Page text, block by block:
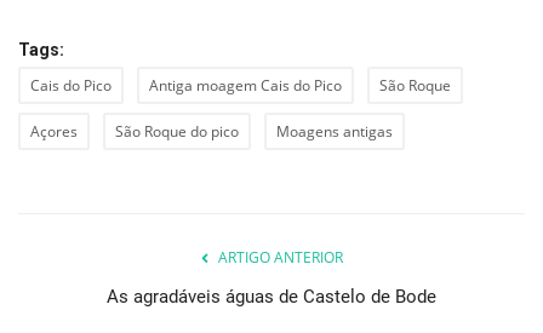
Tags:
Cais do Pico Antiga moagem Cais do Pico São Roque
Açores São Roque do pico Moagens antigas
ARTIGO ANTERIOR
As agradáveis águas de Castelo de Bode